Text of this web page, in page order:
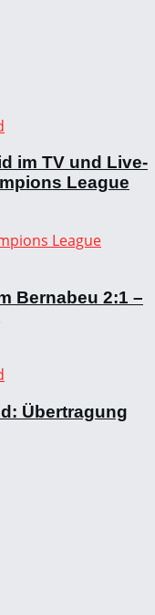
im TV und Live-
League
Bernabeu 2:1 –
Übertragung